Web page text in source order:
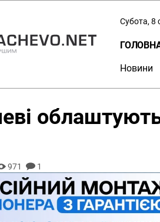
Субота, 8
Новини
971 1